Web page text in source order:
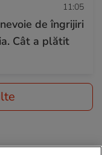
11:05
de îngrijiri
Cât a plătit